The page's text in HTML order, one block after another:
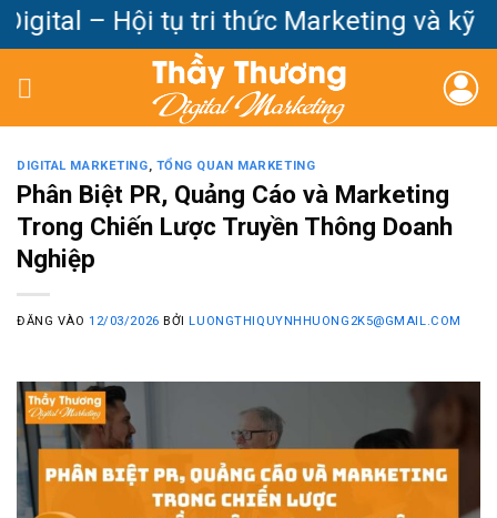
Bỏ
dung
– Hội tụ tri thức Marketing và kỹ
DIGITAL MARKETING, TỔNG QUAN MARKETING
Phân Biệt PR, Quảng Cáo và Marketing
Trong Chiến Lược Truyền Thông Doanh
Nghiệp
ĐĂNG VÀO12/03/2026 BỞILUONGTHIQUYNHHUONG2K5@GMAIL.COM